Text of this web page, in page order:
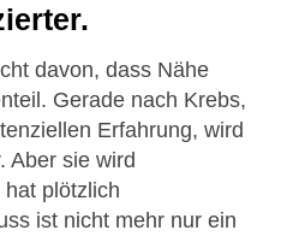
davon, dass Nähe
Gerade nach Krebs,
Erfahrung, wird
Aber sie wird
plötzlich
ist nicht mehr nur ein